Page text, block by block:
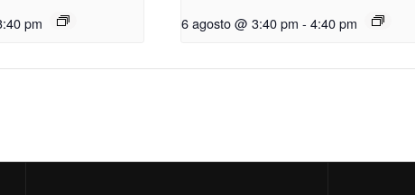
pm 6 agosto @ 3:40 pm - 4:40 pm